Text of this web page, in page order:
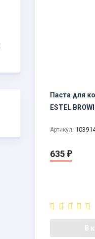
Паста для
ESTEL
Артикул:
635 ₽
Бренд: ESTEL
В